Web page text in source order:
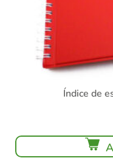
Índice de